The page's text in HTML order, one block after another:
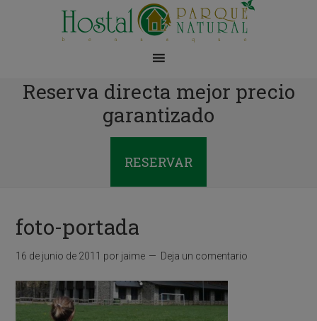
Reserva directa mejor precio
garantizado
RESERVAR
foto-portada
16 de junio de 2011 por jaime Deja un comentario